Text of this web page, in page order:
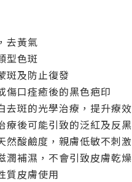
去黃氣
型色斑
斑及防止復發
傷口痊癒後的黑色疤印
去斑的光學治療，提升療效
療後可能引致的泛紅及反黑
然酸鹼度，親膚低敏不刺激
潤補濕，不會引致皮膚乾燥
質皮膚使用